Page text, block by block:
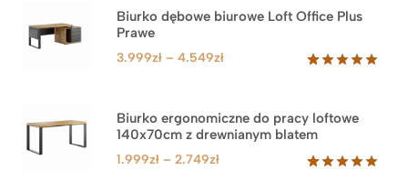
na
podstawie
klienta
Biurko dębowe biurowe Loft Office Plus
Prawe
na
podstawie
ocen
klientów
3.999zł – 4.549złZakres
3.999zł
do
Biurko ergonomiczne do pracy loftowe
140x70cm z drewnianym blatem
1.999zł – 2.749złZakres